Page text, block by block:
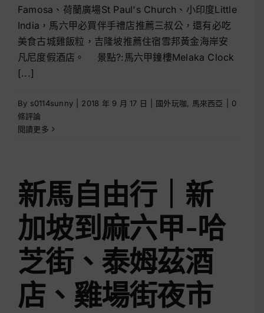
Famosa、荷蘭廣場St Paul's Church、小印度Little
India，馬六甲必買伴手禮店推薦三叔公，還有必吃
美食古城雞飯粒，吉隆坡推薦住宿雪邦黃金海岸安
凡尼度假酒店。 景點?: 馬六甲鐘樓Melaka Clock
[...]
By s0114sunny 2018 年 9 月 17 日 國外玩咖 馬來西亞
0
條評論
閱讀更多
新馬自由行｜新
加坡到麻六甲-哈
芝街、泰姆茲酒
店、雞場街夜市